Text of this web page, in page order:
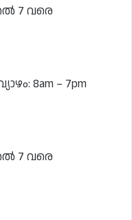
7 വരെ
8am – 7pm
7 വരെ